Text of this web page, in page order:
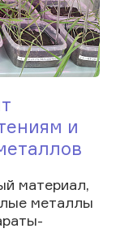
и
материал,
металлы